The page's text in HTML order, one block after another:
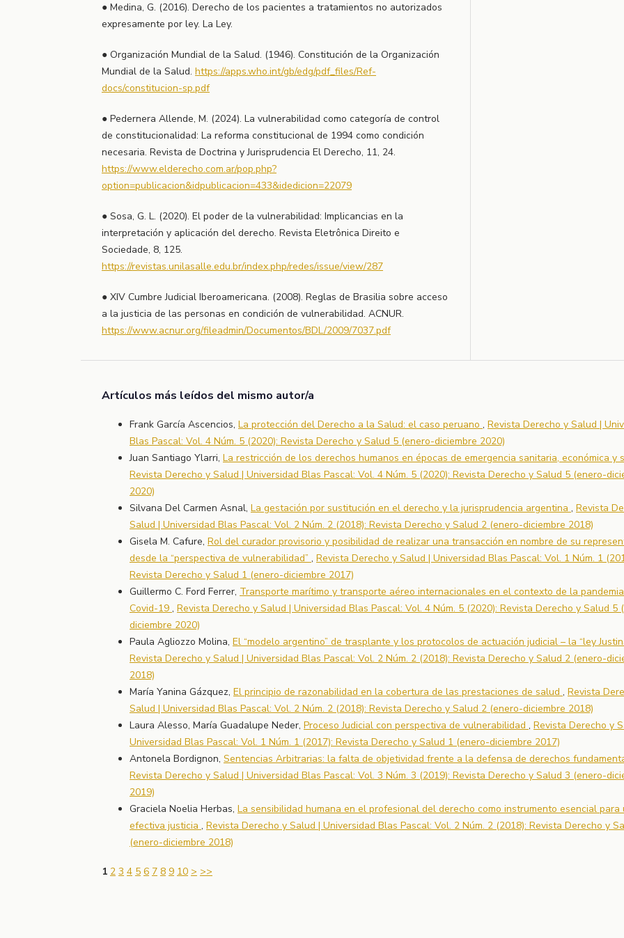
● Medina, G. (2016). Derecho de los pacientes a tratamientos no autorizados
expresamente por ley. La Ley.
● Organización Mundial de la Salud. (1946). Constitución de la Organización
Mundial de la Salud. https://apps.who.int/gb/edg/pdf_files/Ref-
docs/constitucion-sp.pdf
● Pedernera Allende, M. (2024). La vulnerabilidad como categoría de control
de constitucionalidad: La reforma constitucional de 1994 como condición
necesaria. Revista de Doctrina y Jurisprudencia El Derecho, 11, 24.
https://www.elderecho.com.ar/pop.php?
option=publicacion&idpublicacion=433&idedicion=22079
● Sosa, G. L. (2020). El poder de la vulnerabilidad: Implicancias en la
interpretación y aplicación del derecho. Revista Eletrônica Direito e
Sociedade, 8, 125.
https://revistas.unilasalle.edu.br/index.php/redes/issue/view/287
● XIV Cumbre Judicial Iberoamericana. (2008). Reglas de Brasilia sobre acceso
a la justicia de las personas en condición de vulnerabilidad. ACNUR.
https://www.acnur.org/fileadmin/Documentos/BDL/2009/7037.pdf
Artículos más leídos del mismo autor/a
Frank García Ascencios, La protección del Derecho a la Salud: el caso peruano , Revista Derecho y Salud |
Blas Pascal: Vol. 4 Núm. 5 (2020): Revista Derecho y Salud 5 (enero-diciembre 2020)
Juan Santiago Ylarri, La restricción de los derechos humanos en épocas de emergencia sanitaria, económica y
Revista Derecho y Salud | Universidad Blas Pascal: Vol. 4 Núm. 5 (2020): Revista Derecho y Salud 5 (enero-
2020)
Silvana Del Carmen Asnal, La gestación por sustitución en el derecho y la jurisprudencia argentina , Revista
Salud | Universidad Blas Pascal: Vol. 2 Núm. 2 (2018): Revista Derecho y Salud 2 (enero-diciembre 2018)
Gisela M. Cafure, Rol del curador provisorio y posibilidad de realizar una transacción en nombre de su
desde la “perspectiva de vulnerabilidad” , Revista Derecho y Salud | Universidad Blas Pascal: Vol. 1 Núm. 1
Revista Derecho y Salud 1 (enero-diciembre 2017)
Guillermo C. Ford Ferrer, Transporte marítimo y transporte aéreo internacionales en el contexto de la
Covid-19 , Revista Derecho y Salud | Universidad Blas Pascal: Vol. 4 Núm. 5 (2020): Revista Derecho y Salud 5
diciembre 2020)
Paula Agliozzo Molina, El “modelo argentino” de trasplante y los protocolos de actuación judicial – la “ley
Revista Derecho y Salud | Universidad Blas Pascal: Vol. 2 Núm. 2 (2018): Revista Derecho y Salud 2 (enero-
2018)
María Yanina Gázquez, El principio de razonabilidad en la cobertura de las prestaciones de salud , Revista
Salud | Universidad Blas Pascal: Vol. 2 Núm. 2 (2018): Revista Derecho y Salud 2 (enero-diciembre 2018)
Laura Alesso, María Guadalupe Neder, Proceso Judicial con perspectiva de vulnerabilidad , Revista Derecho y
Universidad Blas Pascal: Vol. 1 Núm. 1 (2017): Revista Derecho y Salud 1 (enero-diciembre 2017)
Antonela Bordignon, Sentencias Arbitrarias: la falta de objetividad frente a la defensa de derechos
Revista Derecho y Salud | Universidad Blas Pascal: Vol. 3 Núm. 3 (2019): Revista Derecho y Salud 3 (enero-
2019)
Graciela Noelia Herbas, La sensibilidad humana en el profesional del derecho como instrumento esencial para
efectiva justicia , Revista Derecho y Salud | Universidad Blas Pascal: Vol. 2 Núm. 2 (2018): Revista Derecho y
(enero-diciembre 2018)
1 2 3 4 5 6 7 8 9 10 > >>